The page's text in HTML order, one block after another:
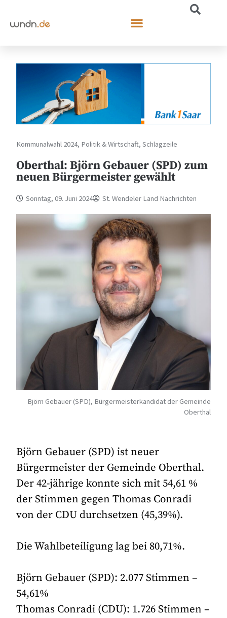
Kommunalwahl 2024, Politik & Wirtschaft,Schlagzeile
Oberthal: Björn Gebauer (SPD) zum
neuen Bürgermeister gewählt
Sonntag, 09. Juni 2024 St. Wendeler Land Nachrichten
Björn Gebauer (SPD), Bürgermeisterkandidat der Gemeinde
Oberthal
Björn Gebauer (SPD) ist neuer
Bürgermeister der Gemeinde Oberthal.
Der 42-jährige konnte sich mit 54,61 %
der Stimmen gegen Thomas Conradi
von der CDU durchsetzen (45,39%).
Die Wahlbeteiligung lag bei 80,71%.
Björn Gebauer (SPD): 2.077 Stimmen –
54,61%
Thomas Conradi (CDU): 1.726 Stimmen –